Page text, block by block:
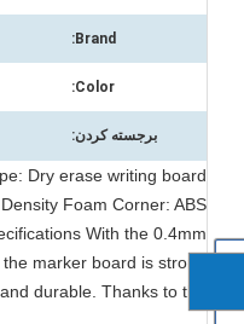
Brand:
Color:
برجسته کردن:
Dry erase writing board
Foam Corner: ABS
With the 0.4mm
marker board is strong
and durable. Thanks to the